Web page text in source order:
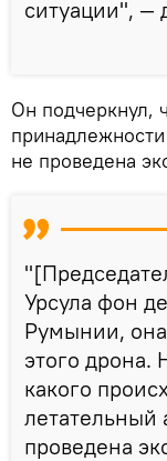
ситуации", —
Он подчеркнул,
не проведена
Урсула фон
Румынии,
этого дрона.
какого
летательный
проведена